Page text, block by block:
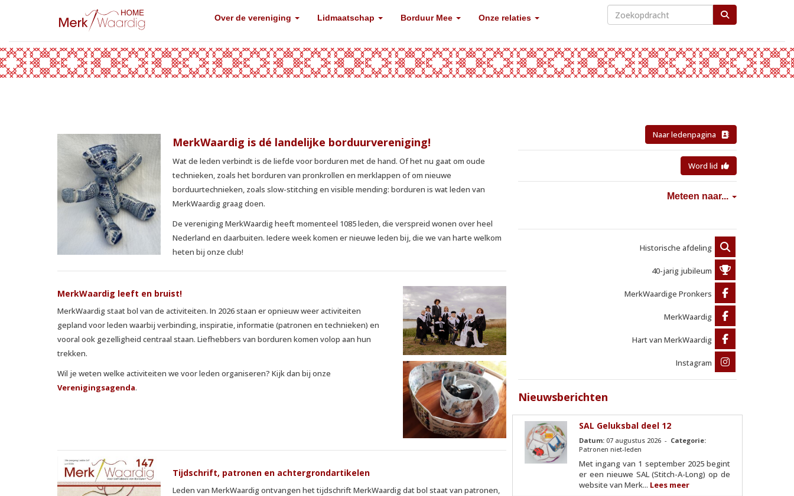
Over de vereniging Lidmaatschap Borduur Mee Onze relaties
MerkWaardig is dé landelijke borduurvereniging!
Wat de leden verbindt is de liefde voor borduren met de hand. Of het nu gaat om oude
technieken, zoals het borduren van pronkrollen en merklappen of om nieuwe
borduurtechnieken, zoals slow-stitching en visible mending: borduren is wat leden van
MerkWaardig graag doen.
De vereniging MerkWaardig heeft momenteel 1085 leden, die verspreid wonen over heel
Nederland en daarbuiten. Iedere week komen er nieuwe leden bij, die we van harte welkom
heten bij onze club!
MerkWaardig leeft en bruist!
MerkWaardig staat bol van de activiteiten. In 2026 staan er opnieuw weer activiteiten
gepland voor leden waarbij verbinding, inspiratie, informatie (patronen en technieken) en
vooral ook gezelligheid centraal staan. Liefhebbers van borduren komen volop aan hun
trekken.
Wil je weten welke activiteiten we voor leden organiseren? Kijk dan bij onze
Verenigingsagenda.
Tijdschrift, patronen en achtergrondartikelen
Leden van MerkWaardig ontvangen het tijdschrift MerkWaardig dat bol staat van patronen,
Naar ledenpagina
Word lid
Meteen naar...
Historische afdeling
40-jarig jubileum
MerkWaardige Pronkers
MerkWaardig
Hart van MerkWaardig
Instagram
Nieuwsberichten
SAL Geluksbal deel 12
Datum: 07 augustus 2026 - Categorie:
Patronen niet-leden
Met ingang van 1 september 2025 begint
er een nieuwe SAL (Stitch-A-Long) op de
website van Merk... Lees meer